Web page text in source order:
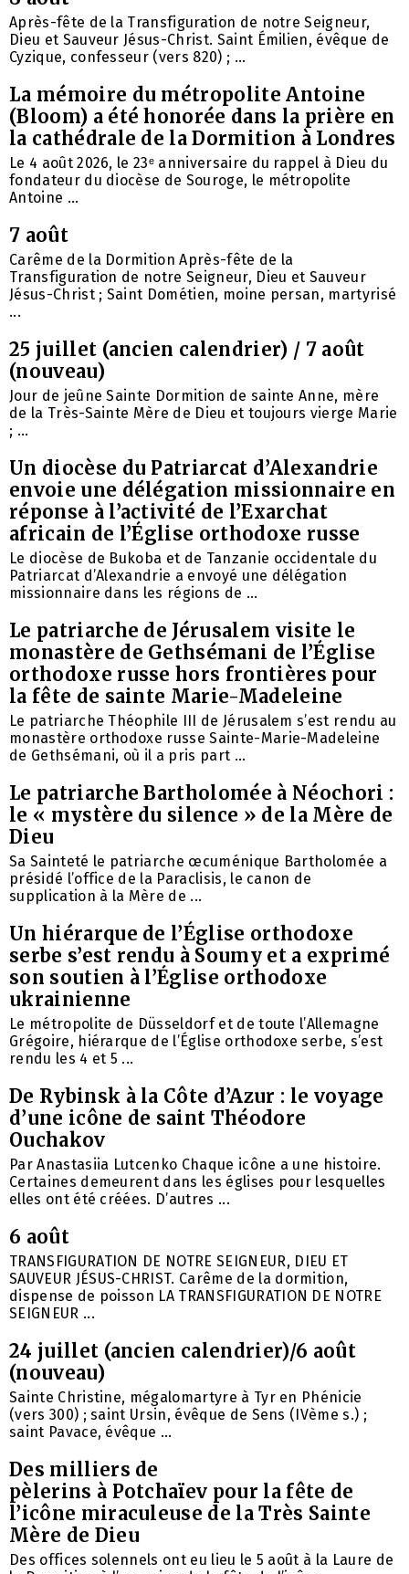
Après-fête de la Transfiguration de notre Seigneur,
Dieu et Sauveur Jésus-Christ. Saint Émilien, évêque de
Cyzique, confesseur (vers 820) ; ...
La mémoire du métropolite Antoine
(Bloom) a été honorée dans la prière en
la cathédrale de la Dormition à Londres
Le 4 août 2026, le 23ᵉ anniversaire du rappel à Dieu du
fondateur du diocèse de Souroge, le métropolite
Antoine ...
7 août
Carême de la Dormition Après-fête de la
Transfiguration de notre Seigneur, Dieu et Sauveur
Jésus-Christ ; Saint Dométien, moine persan, martyrisé
...
25 juillet (ancien calendrier) / 7 août
(nouveau)
Jour de jeûne Sainte Dormition de sainte Anne, mère
de la Très-Sainte Mère de Dieu et toujours vierge Marie
; ...
Un diocèse du Patriarcat d’Alexandrie
envoie une délégation missionnaire en
réponse à l’activité de l’Exarchat
africain de l’Église orthodoxe russe
Le diocèse de Bukoba et de Tanzanie occidentale du
Patriarcat d’Alexandrie a envoyé une délégation
missionnaire dans les régions de ...
Le patriarche de Jérusalem visite le
monastère de Gethsémani de l’Église
orthodoxe russe hors frontières pour
la fête de sainte Marie-Madeleine
Le patriarche Théophile III de Jérusalem s’est rendu au
monastère orthodoxe russe Sainte-Marie-Madeleine
de Gethsémani, où il a pris part ...
Le patriarche Bartholomée à Néochori :
le « mystère du silence » de la Mère de
Dieu
Sa Sainteté le patriarche œcuménique Bartholomée a
présidé l’office de la Paraclisis, le canon de
supplication à la Mère de ...
Un hiérarque de l’Église orthodoxe
serbe s’est rendu à Soumy et a exprimé
son soutien à l’Église orthodoxe
ukrainienne
Le métropolite de Düsseldorf et de toute l’Allemagne
Grégoire, hiérarque de l’Église orthodoxe serbe, s’est
rendu les 4 et 5 ...
De Rybinsk à la Côte d’Azur : le voyage
d’une icône de saint Théodore
Ouchakov
Par Anastasiia Lutcenko Chaque icône a une histoire.
Certaines demeurent dans les églises pour lesquelles
elles ont été créées. D’autres ...
6 août
TRANSFIGURATION DE NOTRE SEIGNEUR, DIEU ET
SAUVEUR JÉSUS-CHRIST. Carême de la dormition,
dispense de poisson LA TRANSFIGURATION DE NOTRE
SEIGNEUR ...
24 juillet (ancien calendrier)/6 août
(nouveau)
Sainte Christine, mégalomartyre à Tyr en Phénicie
(vers 300) ; saint Ursin, évêque de Sens (IVème s.) ;
saint Pavace, évêque ...
Des milliers de
pèlerins à Potchaïev pour la fête de
l’icône miraculeuse de la Très Sainte
Mère de Dieu
Des offices solennels ont eu lieu le 5 août à la Laure de